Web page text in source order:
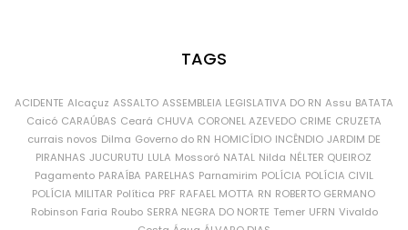
TAGS
ACIDENTE Alcaçuz ASSALTO ASSEMBLEIA LEGISLATIVA DO RN Assu BATATA
Caicó CARAÚBAS Ceará CHUVA CORONEL AZEVEDO CRIME CRUZETA
currais novos Dilma Governo do RN HOMICÍDIO INCÊNDIO JARDIM DE
PIRANHAS JUCURUTU LULA Mossoró NATAL Nilda NÉLTER QUEIROZ
Pagamento PARAÍBA PARELHAS Parnamirim POLÍCIA POLÍCIA CIVIL
POLÍCIA MILITAR Política PRF RAFAEL MOTTA RN ROBERTO GERMANO
Robinson Faria Roubo SERRA NEGRA DO NORTE Temer UFRN Vivaldo